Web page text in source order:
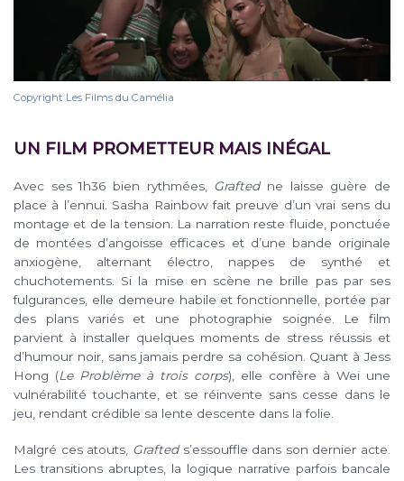
Copyright Les Films du Camélia
UN FILM PROMETTEUR MAIS INÉGAL
Avec ses 1h36 bien rythmées, Graftedne laisse guère de
place à l’ennui. Sasha Rainbow fait preuve d’un vrai sens du
montage et de la tension. La narration reste fluide, ponctuée
de montées d’angoisse efficaces et d’une bande originale
anxiogène, alternant électro, nappes de synthé et
chuchotements. Si la mise en scène ne brille pas par ses
fulgurances, elle demeure habile et fonctionnelle, portée par
des plans variés et une photographie soignée. Le film
parvient à installer quelques moments de stress réussis et
d’humour noir, sans jamais perdre sa cohésion. Quant à Jess
Hong (Le Problème à trois corps), elle confère à Wei une
vulnérabilité touchante, et se réinvente sans cesse dans le
jeu, rendant crédible sa lente descente dans la folie.
Malgré ces atouts, Grafteds’essouffle dans son dernier acte.
Les transitions abruptes, la logique narrative parfois bancale